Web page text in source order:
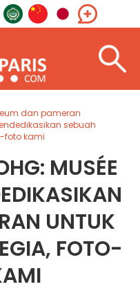
dan pameran
sebuah
foto kami
MUSÉE
UNTUK
FOTO-